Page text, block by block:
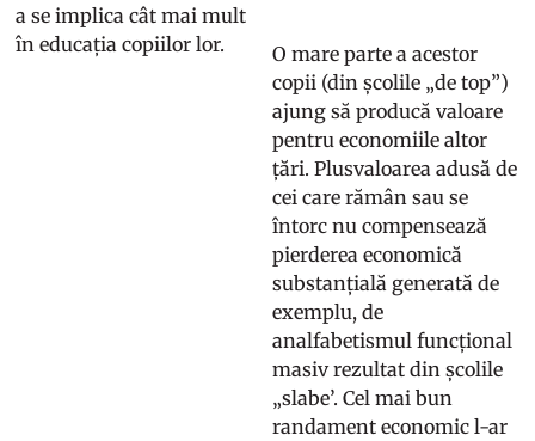
a se implica cât mai mult
în educația copiilor lor.
O mare parte a acestor
copii (din școlile „de top”)
ajung să producă valoare
pentru economiile altor
țări. Plusvaloarea adusă de
cei care rămân sau se
întorc nu compensează
pierderea economică
substanțială generată de
exemplu, de
analfabetismul funcțional
masiv rezultat din școlile
„slabe’. Cel mai bun
randament economic l-ar